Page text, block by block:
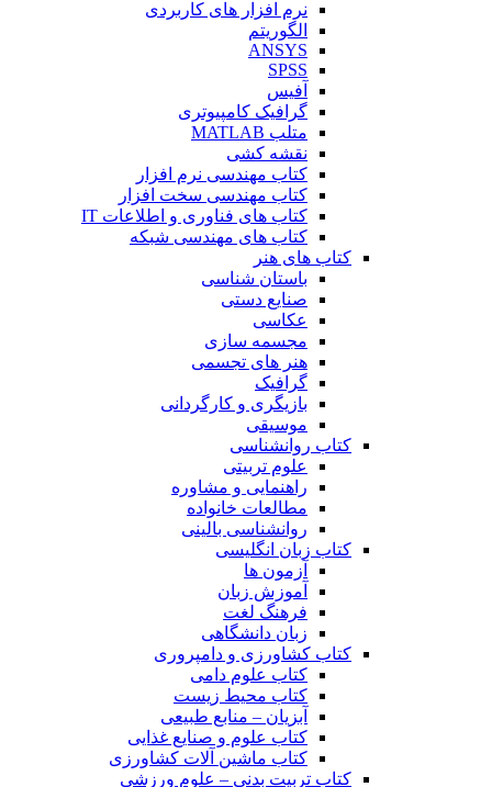
نرم افزار های کاربردی
الگوریتم
ANSYS
SPSS
آفیس
گرافیک کامپیوتری
متلب MATLAB
نقشه کشی
کتاب مهندسی نرم افزار
کتاب مهندسی سخت افزار
کتاب های فناوری و اطلاعات IT
کتاب های مهندسی شبکه
کتاب های هنر
باستان شناسی
صنایع دستی
عکاسی
مجسمه سازی
هنر های تجسمی
گرافیک
بازیگری و کارگردانی
موسیقی
کتاب روانشناسی
علوم تربیتی
راهنمایی و مشاوره
مطالعات خانواده
روانشناسی بالینی
کتاب زبان انگلیسی
آزمون ها
آموزش زبان
فرهنگ لغت
زبان دانشگاهی
کتاب کشاورزی و دامپروری
کتاب علوم دامی
کتاب محیط زیست
آبزیان – منابع طبیعی
کتاب علوم و صنایع غذایی
کتاب ماشین آلات کشاورزی
کتاب تربیت بدنی – علوم ورزشی